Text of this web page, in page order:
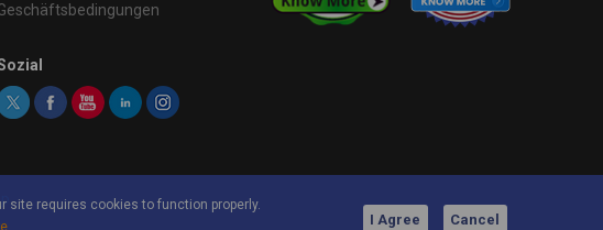
site requires cookies to function properly.
I Agree Cancel